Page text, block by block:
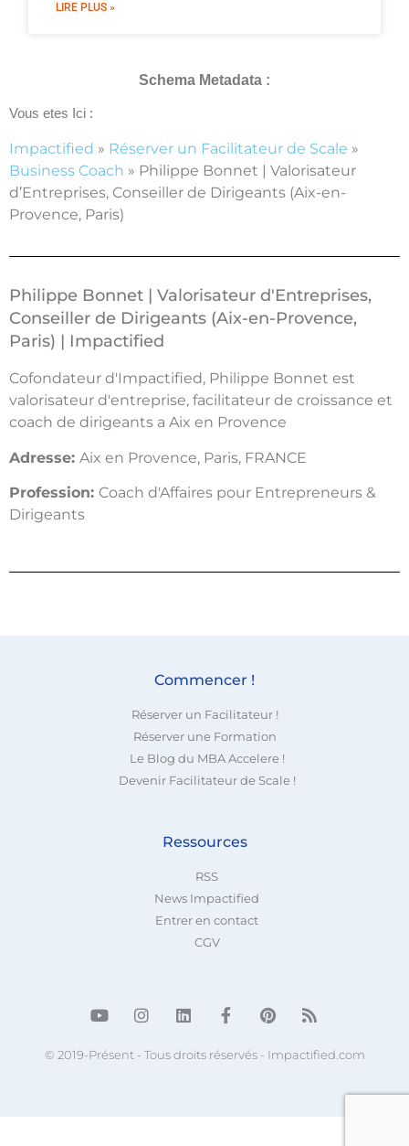
LIRE PLUS »
Schema Metadata :
Vous etes Ici :
Impactified » Réserver un Facilitateur de Scale »
Business Coach » Philippe Bonnet | Valorisateur
d’Entreprises, Conseiller de Dirigeants (Aix-en-
Provence, Paris)
Philippe Bonnet | Valorisateur d'Entreprises,
Conseiller de Dirigeants (Aix-en-Provence,
Paris) | Impactified
Cofondateur d'Impactified, Philippe Bonnet est
valorisateur d'entreprise, facilitateur de croissance et
coach de dirigeants a Aix en Provence
Adresse: Aix en Provence, Paris, FRANCE
Profession: Coach d'Affaires pour Entrepreneurs &
Dirigeants
Commencer !
Réserver un Facilitateur !
Réserver une Formation
Le Blog du MBA Accelere !
Devenir Facilitateur de Scale !
Ressources
RSS
News Impactified
Entrer en contact
CGV
© 2019-Présent - Tous droits réservés - Impactified.com